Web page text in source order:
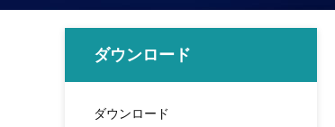
ダウンロード
ダウンロード